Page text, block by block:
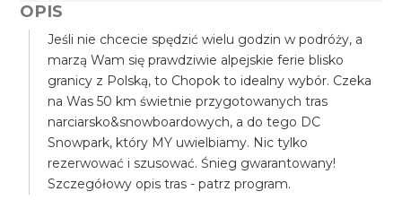
OPIS
Jeśli nie chcecie spędzić wielu godzin w podróży, a
marzą Wam się prawdziwie alpejskie ferie blisko
granicy z Polską, to Chopok to idealny wybór. Czeka
na Was 50 km świetnie przygotowanych tras
narciarsko&snowboardowych, a do tego DC
Snowpark, który MY uwielbiamy. Nic tylko
rezerwować i szusować. Śnieg gwarantowany!
Szczegółowy opis tras - patrz program.